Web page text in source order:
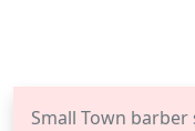
Small Town